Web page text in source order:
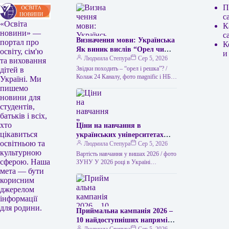
«Освіта
новини» —
портал про
освіту, сім'ю
та виховання
дітей в
Україні. Ми
пишемо
новини для
студентів,
батьків і всіх,
хто
цікавиться
освітньою та
культурною
сферою. Наша
мета — бути
корисним
джерелом
інформації
для родини.
Визначення мови: Українська
Як виник вислів “Орел чи
решка” та чим його можна
замінити в українській мові
“Орел чи решка” – це
використовується для
позначення випадкового
вибору або вирішення
суперечки за допомогою
підкидання монети. Його
походження пов’язане з
давньою традицією, коли на
одній стороні монети
– герб міста чи інший символ,
який у народі часто називали
“решкою”. Цей вислів став
символом невизначеності та
випадковості, коли немає
можливості прийняти
Людмила Степура
Сер 5, 2026
Звідки походить – “орел і решка”? /
Колаж 24 Каналу, фото magnific і НБУ
ухвалити…
Ціни на навчання в
українських університетах
2026 року: скільки коштує
навчатися у вишах Західної
України
Людмила Степура
Сер 5, 2026
Вартість навчання у вишах 2026 / фото
ЗУНУ У 2026 році в Україні
вартості здобуття вищої освіти.…
Приймальна кампанія 2026 –
10 найдоступніших напрямів
и